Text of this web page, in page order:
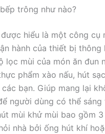
trông như nào?
hiểu là một công
hành của thiết bị
lọc mùi của món ăn đun
phẩm xào nấu, hút
bạn. Giúp mang lại
người dùng có thể
mùi khử mùi bao gồm
nhà bởi ống hút khí